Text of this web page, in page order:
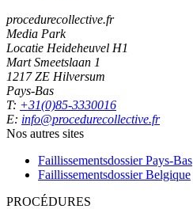
procedurecollective.fr
Media Park
Locatie Heideheuvel H1
Mart Smeetslaan 1
1217 ZE Hilversum
Pays-Bas
T: +31(0)85-3330016
E: info@procedurecollective.fr
Nos autres sites
Faillissementsdossier Pays-Bas
Faillissementsdossier Belgique
PROCÉDURES